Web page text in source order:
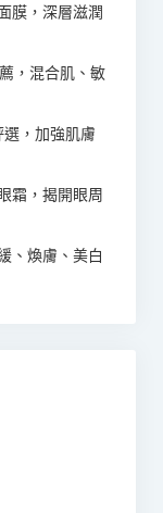
膜，深層滋潤
，混合肌、敏
，加強肌膚
霜，揭開眼周
、煥膚、美白